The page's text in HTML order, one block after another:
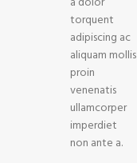
torquent
adipiscing ac
aliquam mollis
proin
venenatis
ullamcorper
imperdiet
non ante a.